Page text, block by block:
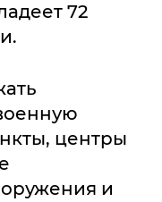
72
центры
и